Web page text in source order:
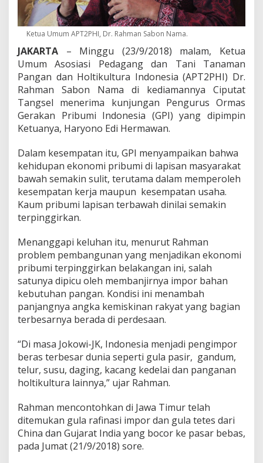
o
k
o
w
i
T
i
d
a
K
o
m
t
L
i
n
d
u
i
P
e
t
a
n
Ketua Umum APT2PHI, Dr. Rahman Sabon Nama.
JAKARTA – Minggu (23/9/2018) malam, Ketua
Umum Asosiasi Pedagang dan Tani Tanaman
Pangan dan Holtikultura Indonesia (APT2PHI) Dr.
Rahman Sabon Nama di kediamannya Ciputat
Tangsel menerima kunjungan Pengurus Ormas
Gerakan Pribumi Indonesia (GPI) yang dipimpin
Ketuanya, Haryono Edi Hermawan.
Dalam kesempatan itu, GPI menyampaikan bahwa
kehidupan ekonomi pribumi di lapisan masyarakat
bawah semakin sulit, terutama dalam memperoleh
kesempatan kerja maupun kesempatan usaha.
Kaum pribumi lapisan terbawah dinilai semakin
terpinggirkan.
Menanggapi keluhan itu, menurut Rahman
problem pembangunan yang menjadikan ekonomi
pribumi terpinggirkan belakangan ini, salah
satunya dipicu oleh membanjirnya impor bahan
kebutuhan pangan. Kondisi ini menambah
panjangnya angka kemiskinan rakyat yang bagian
terbesarnya berada di perdesaan.
“Di masa Jokowi-JK, Indonesia menjadi pengimpor
beras terbesar dunia seperti gula pasir, gandum,
telur, susu, daging, kacang kedelai dan panganan
holtikultura lainnya,” ujar Rahman.
Rahman mencontohkan di Jawa Timur telah
ditemukan gula rafinasi impor dan gula tetes dari
China dan Gujarat India yang bocor ke pasar bebas,
pada Jumat (21/9/2018) sore.